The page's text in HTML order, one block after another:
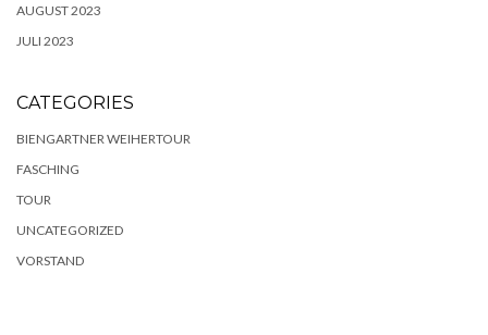
AUGUST 2023
JULI 2023
CATEGORIES
BIENGARTNER WEIHERTOUR
FASCHING
TOUR
UNCATEGORIZED
VORSTAND